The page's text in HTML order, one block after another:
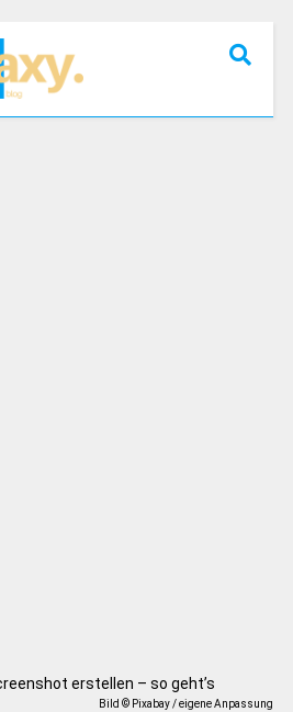
Bild © Pixabay / eigene Anpassung